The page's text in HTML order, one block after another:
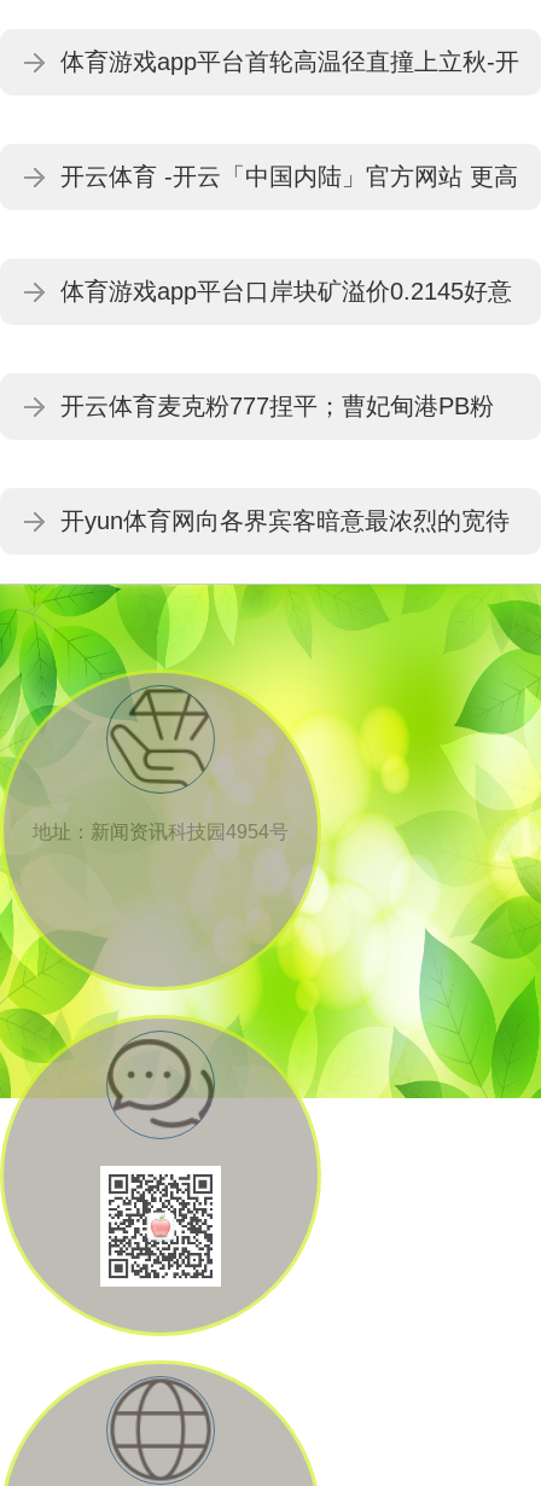
能、更环保
体育游戏app平台首轮高温径直撞上立秋-开
更环保
开云体育 -开云「中国内陆」官方网站 更高
体育游戏app平台口岸块矿溢价0.2145好意
高效、更智能、更环保
开云体育麦克粉777捏平；曹妃甸港PB粉
效、更智能、更环保
开yun体育网向各界宾客暗意最浓烈的宽待
与最真心的感谢-开云「中国内陆」官方网站
更高效、更智能、更环保
地址：新闻资讯科技园4954号